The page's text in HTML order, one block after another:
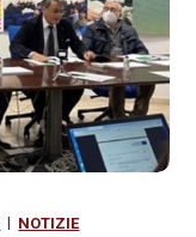
NOTIZIE